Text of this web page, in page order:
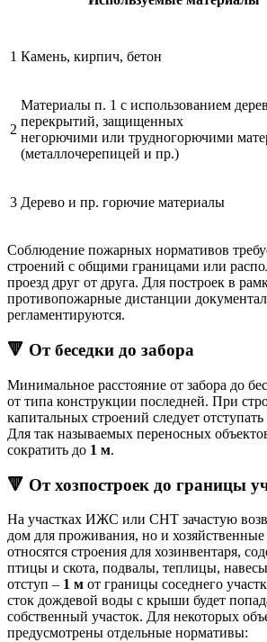
1 Камень, кирпич, бетон
2
Материалы п. 1 с использованием
перекрытий, защищенных
негорючими или трудногорючими
(металлочерепицей и пр.)
3 Дерево и пр. горючие материалы
Соблюдение пожарных нормативов
строений с общими границами или
проезд друг от друга. Для построек в
противопожарные дистанции
регламентируются.
🔻 От беседки до забора
Минимальное расстояние от забора до
от типа конструкции последней. При
капитальных строений следует отступать
Для так называемых переносных
сократить до 1 м.
🔻 От хозпостроек до границы
На участках ИЖС или СНТ зачастую
дом для проживания, но и
относятся строения для хозинвентаря,
птицы и скота, подвалы, теплицы,
отступ – 1 м от границы соседнего
сток дождевой воды с крыши будет
собственный участок. Для некоторых
предусмотрены отдельные нормативы: